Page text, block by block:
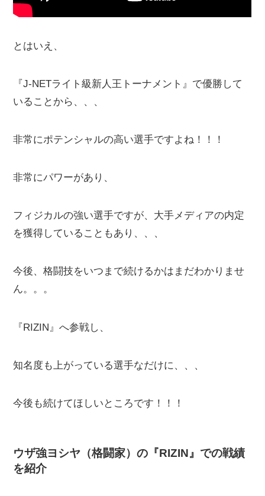
とはいえ、
『J-NETライト級新人王トーナメント』で優勝して
いることから、、、
非常にポテンシャルの高い選手ですよね！！！
非常にパワーがあり、
フィジカルの強い選手ですが、大手メディアの内定
を獲得していることもあり、、、
今後、格闘技をいつまで続けるかはまだわかりませ
ん。。。
『RIZIN』へ参戦し、
知名度も上がっている選手なだけに、、、
今後も続けてほしいところです！！！
ウザ強ヨシヤ（格闘家）の『RIZIN』での戦績
を紹介